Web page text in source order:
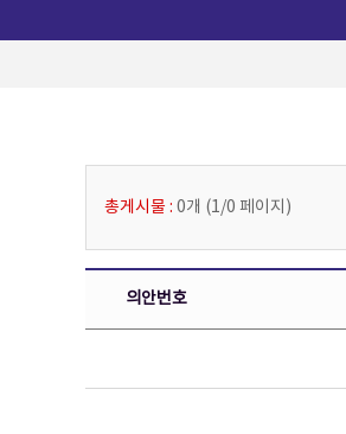
총게시물 : 0개 (1/0 페이지 )
의안번호